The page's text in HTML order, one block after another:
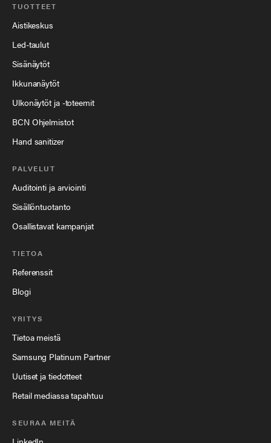
TUOTTEET
Aistikeskus
Led-taulut
Sisänäytöt
Ikkunanäytöt
Ulkonäytöt ja -toteemit
BCN Ohjelmistot
Hand sanitizer
PALVELUT
Auditointi ja arviointi
Sisällöntuotanto
Osallistavat kampanjat
TIETOA
Referenssit
Blogi
YRITYS
Tietoa meistä
Samsung Platinum Partner
Uutiset ja tiedotteet
Retail mediassa tapahtuu
SEURAA MEITÄ